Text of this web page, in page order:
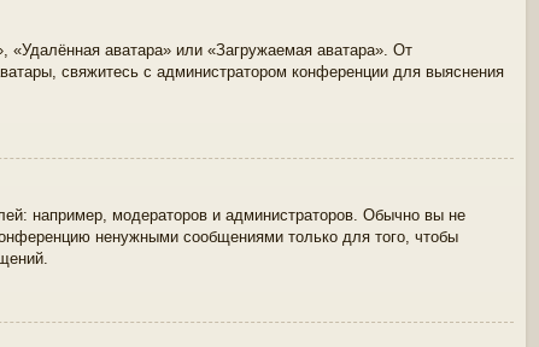
«Удалённая аватара» или «Загружаемая аватара». От
свяжитесь с администратором конференции для выяснения
например, модераторов и администраторов. Обычно вы не
ненужными сообщениями только для того, чтобы